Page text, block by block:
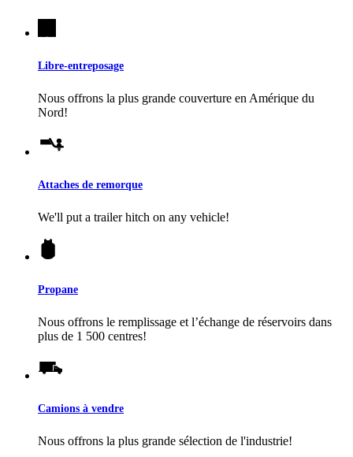
Libre-entreposage
Nous offrons la plus grande couverture en Amérique du
Nord!
Attaches de remorque
We'll put a trailer hitch on any vehicle!
Propane
Nous offrons le remplissage et l’échange de réservoirs dans
plus de 1 500 centres!
Camions à vendre
Nous offrons la plus grande sélection de l'industrie!